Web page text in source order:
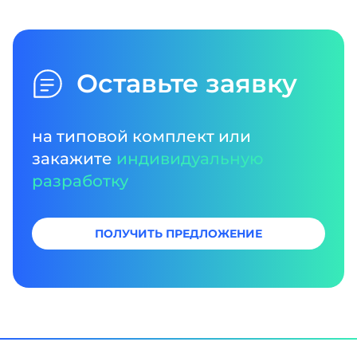
Оставьте заявку
на типовой комплект или
закажите индивидуальную
разработку
ПОЛУЧИТЬ ПРЕДЛОЖЕНИЕ